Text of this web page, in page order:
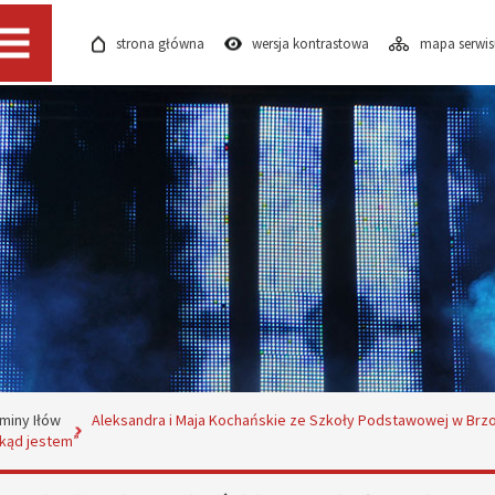
Menu strona główna wersja kontrastowa mapa
Iłów
Aleksandra i Maja Kochańskie ze Szkoły Podstawowej w
jestem”